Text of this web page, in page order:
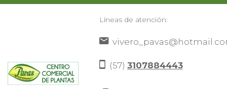
Líneas de atención:
(57) 3107884443